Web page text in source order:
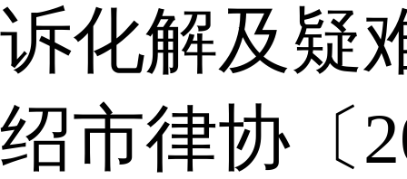
诉化解及疑
绍市律协〔